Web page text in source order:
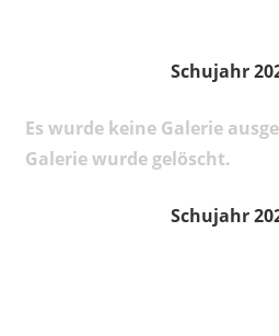
Schujahr
Es wurde keine Galerie
Galerie wurde gelöscht.
Schujahr